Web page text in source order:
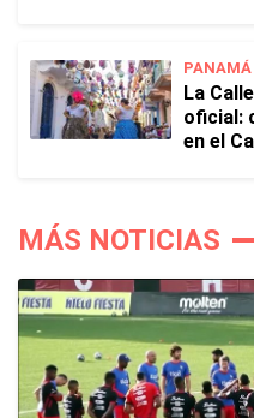
PANAMÁ
La
oficial:
en el
MÁS NOTICIAS